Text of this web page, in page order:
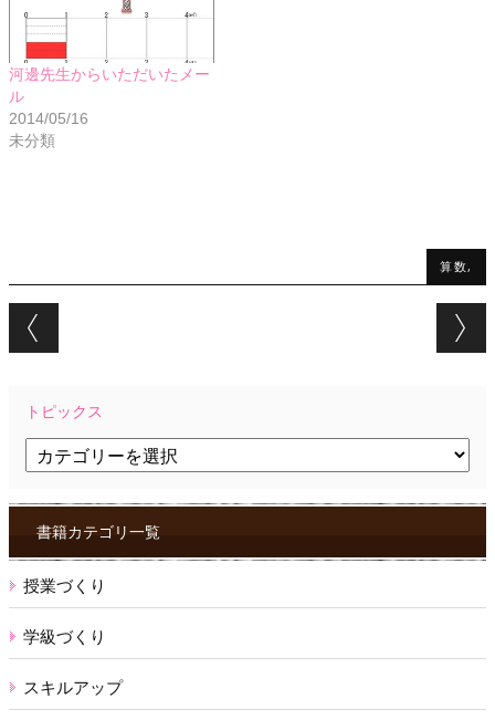
河邊先生からいただいたメー
ル
2014/05/16
未分類
算数,
Post navigation
トピックス
ク
ス書籍カテゴリ一覧
授業づくり
学級づくり
スキルアップ